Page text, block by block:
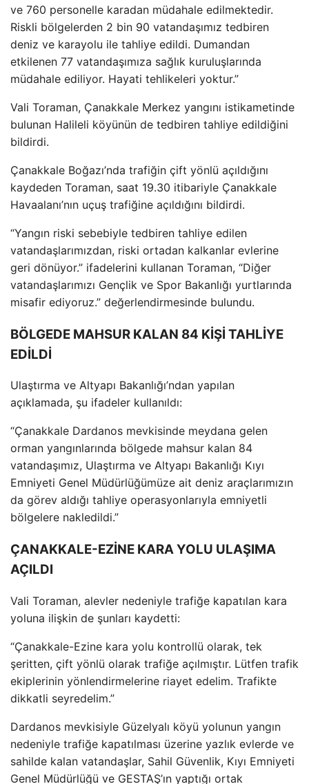
ve 760 personelle karadan müdahale edilmektedir.
Riskli bölgelerden 2 bin 90 vatandaşımız tedbiren
deniz ve karayolu ile tahliye edildi. Dumandan
etkilenen 77 vatandaşımıza sağlık kuruluşlarında
müdahale ediliyor. Hayati tehlikeleri yoktur.”
Vali Toraman, Çanakkale Merkez yangını istikametinde
bulunan Halileli köyünün de tedbiren tahliye edildiğini
bildirdi.
Çanakkale Boğazı’nda trafiğin çift yönlü açıldığını
kaydeden Toraman, saat 19.30 itibariyle Çanakkale
Havaalanı’nın uçuş trafiğine açıldığını bildirdi.
“Yangın riski sebebiyle tedbiren tahliye edilen
vatandaşlarımızdan, riski ortadan kalkanlar evlerine
geri dönüyor.” ifadelerini kullanan Toraman, “Diğer
vatandaşlarımızı Gençlik ve Spor Bakanlığı yurtlarında
misafir ediyoruz.” değerlendirmesinde bulundu.
BÖLGEDE MAHSUR KALAN 84 KİŞİ TAHLİYE
EDİLDİ
Ulaştırma ve Altyapı Bakanlığı’ndan yapılan
açıklamada, şu ifadeler kullanıldı:
“Çanakkale Dardanos mevkisinde meydana gelen
orman yangınlarında bölgede mahsur kalan 84
vatandaşımız, Ulaştırma ve Altyapı Bakanlığı Kıyı
Emniyeti Genel Müdürlüğümüze ait deniz araçlarımızın
da görev aldığı tahliye operasyonlarıyla emniyetli
bölgelere nakledildi.”
ÇANAKKALE-EZİNE KARA YOLU ULAŞIMA
AÇILDI
Vali Toraman, alevler nedeniyle trafiğe kapatılan kara
yoluna ilişkin de şunları kaydetti:
“Çanakkale-Ezine kara yolu kontrollü olarak, tek
şeritten, çift yönlü olarak trafiğe açılmıştır. Lütfen trafik
ekiplerinin yönlendirmelerine riayet edelim. Trafikte
dikkatli seyredelim.”
Dardanos mevkisiyle Güzelyalı köyü yolunun yangın
nedeniyle trafiğe kapatılması üzerine yazlık evlerde ve
sahilde kalan vatandaşlar, Sahil Güvenlik, Kıyı Emniyeti
Genel Müdürlüğü ve GESTAŞ’ın yaptığı ortak